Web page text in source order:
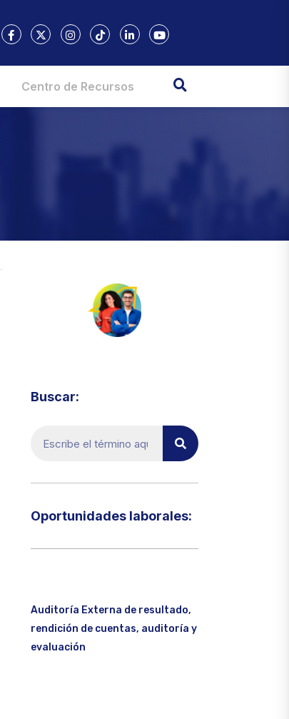
Centro de Recursos
Buscar:
Oportunidades laborales:​
Auditoría Externa de resultado,
rendición de cuentas, auditoría y
evaluación